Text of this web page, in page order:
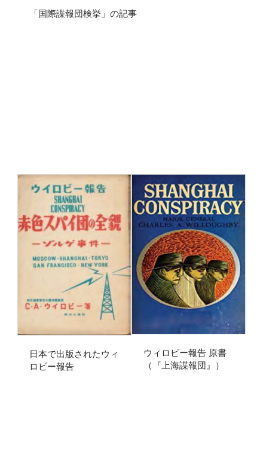
「国際諜報団検挙」の記事
日本で出版されたウィ
ロビー報告
ウィロビー報告 原書
（『上海諜報団』）